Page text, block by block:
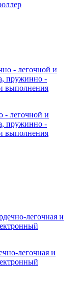
- легочной и
пружинно -
выполнения
легочная и